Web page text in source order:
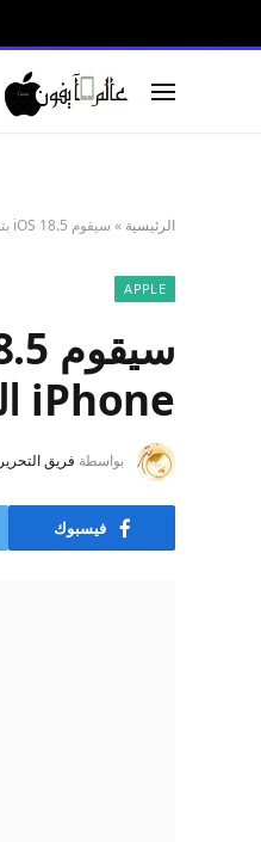
الرئيسية » سيقوم iOS 18.5 بتقديم خدمة الأقمار الصناعية مثل T-Mobile Starlink على أجهزة iPhone الأقدم
APPLE
iPhone الأقدم
بواسطة فريق التحرير
فيسبوك